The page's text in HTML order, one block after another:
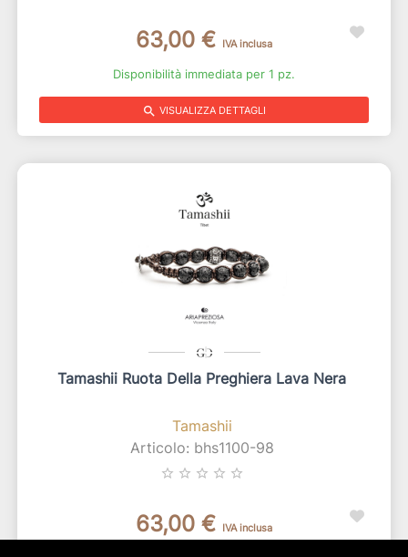
63,00 € IVA inclusa
Disponibilità immediata per 1 pz.
search VISUALIZZA DETTAGLI
Tamashii Ruota Della Preghiera Lava Nera
Tamashii
Articolo: bhs1100-98
star_border star_border star_border star_border star_border
63,00 € IVA inclusa